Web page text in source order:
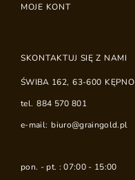
MOJE KONT
SKONTAKTUJ SIĘ Z NAMI
ŚWIBA 162, 63-600 KĘPNO
tel. 884 570 801
e-mail: biuro@graingold.pl
pon. - pt. : 07:00 - 15:00